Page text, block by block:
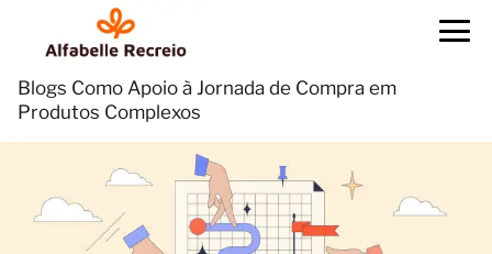
Blogs Como Apoio à Jornada de Compra em
Produtos Complexos